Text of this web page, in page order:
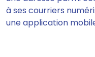
à ses courriers
une application